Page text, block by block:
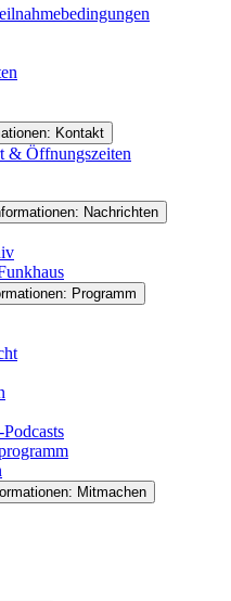
Kontakt
& Öffnungszeiten
Nachrichten
Programm
Mitmachen